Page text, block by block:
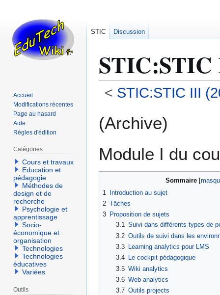
STIC:STIC
< STIC:STIC III
à
navigation
à
recherche
(Archive)
Module I du
Sommaire
1
Introduction au sujet
2 Tâches
3 Proposition de sujets
3.1 Suivi dans différents types de
3.2 Outils de suivi dans les
3.3
Learning analytics pour LMS
3.4
Le cockpit pédagogique
3.5 Wiki analytics
3.6 Web analytics
3.7 Outils projects
STIC Discussion
Accueil
Modifications récentes
Page au hasard
Aide
Règles d'édition
Catégories
Cours et travaux
Education et
pédagogie
Méthodes de
design et de
recherche
Psychologie et
apprentissage
Socio-
économique et
organisation
Technologies
Technologies
éducatives
Variées
Outils